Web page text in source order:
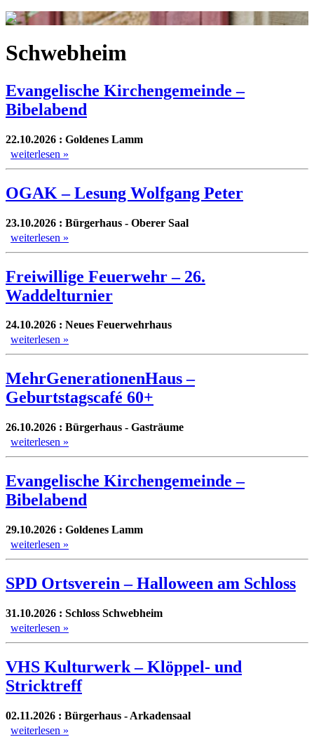
Schwebheim
Evangelische Kirchengemeinde –
Bibelabend
22.10.2026 : Goldenes Lamm
weiterlesen »
OGAK – Lesung Wolfgang Peter
23.10.2026 : Bürgerhaus - Oberer Saal
weiterlesen »
Freiwillige Feuerwehr – 26.
Waddelturnier
24.10.2026 : Neues Feuerwehrhaus
weiterlesen »
MehrGenerationenHaus –
Geburtstagscafé 60+
26.10.2026 : Bürgerhaus - Gasträume
weiterlesen »
Evangelische Kirchengemeinde –
Bibelabend
29.10.2026 : Goldenes Lamm
weiterlesen »
SPD Ortsverein – Halloween am Schloss
31.10.2026 : Schloss Schwebheim
weiterlesen »
VHS Kulturwerk – Klöppel- und
Stricktreff
02.11.2026 : Bürgerhaus - Arkadensaal
weiterlesen »